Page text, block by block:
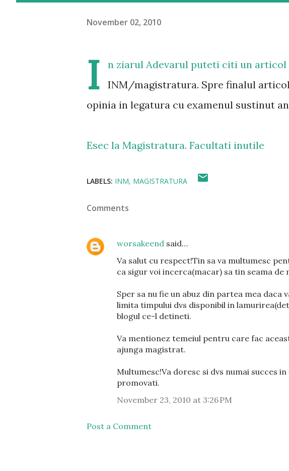
November 02, 2010
I
n ziarul Adevarul puteti citi un
INM/magistratura. Spre finalul
opinia in legatura cu examenul sustinut
Esec la Magistratura. Facultati inutile
LABELS: INM MAGISTRATURA
Comments
worsakeend said…
Va salut cu respect!Tin sa va multumesc
ca sigur voi incerca(macar) sa tin seama de
Sper sa nu fie un abuz din partea mea
limita timpului dvs disponibil in
blogul ce-l detineti.
Va mentionez temeiul pentru care fac
ajunga magistrat.
Multumesc!Va doresc si dvs numai succes
promovati.
November 23, 2010 at 3:26 PM
Post a Comment